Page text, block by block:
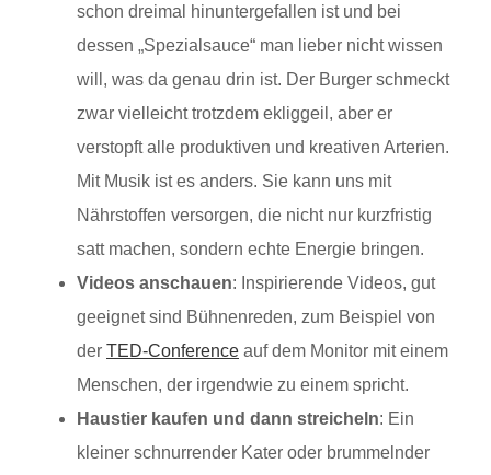
schon dreimal hinuntergefallen ist und bei
dessen „Spezialsauce“ man lieber nicht wissen
will, was da genau drin ist. Der Burger schmeckt
zwar vielleicht trotzdem ekliggeil, aber er
verstopft alle produktiven und kreativen Arterien.
Mit Musik ist es anders. Sie kann uns mit
Nährstoffen versorgen, die nicht nur kurzfristig
satt machen, sondern echte Energie bringen.
Videos anschauen: Inspirierende Videos, gut
geeignet sind Bühnenreden, zum Beispiel von
der TED-Conference auf dem Monitor mit einem
Menschen, der irgendwie zu einem spricht.
Haustier kaufen und dann streicheln: Ein
kleiner schnurrender Kater oder brummelnder